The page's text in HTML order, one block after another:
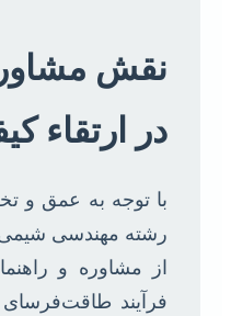
نقش
در ارتقاء
با توجه به عمق و
رشته مهندسی شیمی
از مشاوره و
فرآیند طاقت‌فرسای